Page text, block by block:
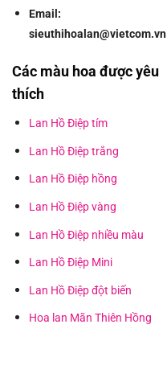
Email:
sieuthihoalan@vietcom.vn
Các màu hoa được yêu
thích
Lan Hồ Điệp tím
Lan Hồ Điệp trắng
Lan Hồ Điệp hồng
Lan Hồ Điệp vàng
Lan Hồ Điệp nhiều màu
Lan Hồ Điệp Mini
Lan Hồ Điệp đột biến
Hoa lan Mãn Thiên Hồng